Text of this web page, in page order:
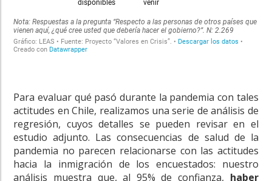
Para evaluar qué pasó durante la pandemia con tales
actitudes en Chile, realizamos una serie de análisis de
regresión, cuyos detalles se pueden revisar en el
estudio adjunto. Las consecuencias de salud de la
pandemia no parecen relacionarse con las actitudes
hacia la inmigración de los encuestados: nuestro
análisis muestra que, al 95% de confianza, haber